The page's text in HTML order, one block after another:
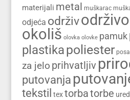
materijali metal muškarac
odjeća održiv
okoliš olovka olovke pamuk
plastikapoliester
za jelo prihvatljiv
putovanja
tekstil tex torbatorbe ured